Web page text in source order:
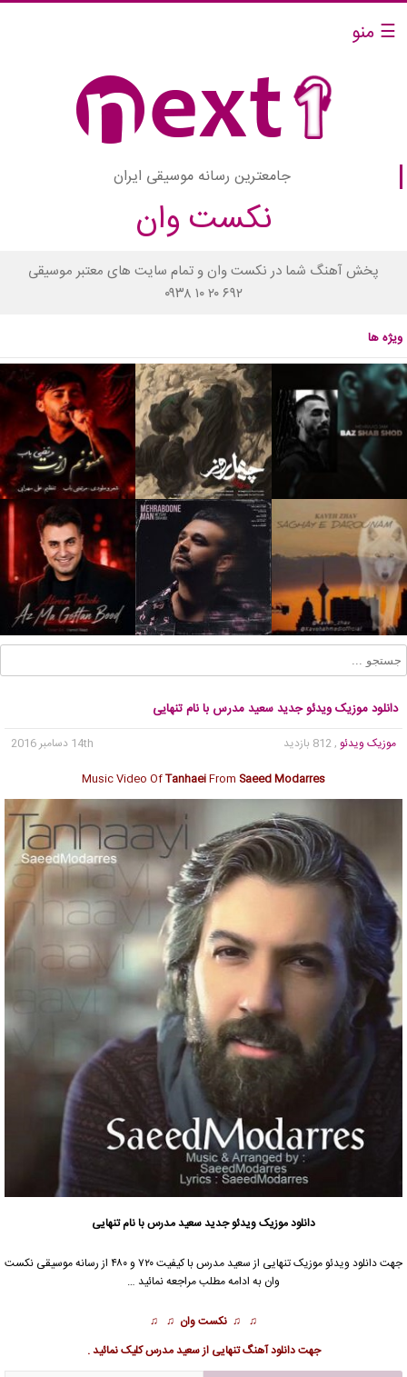
☰ منو
جامعترین رسانه موسیقی ایران
نکست وان
پخش آهنگ شما در نکست وان و تمام سایت های معتبر موسیقی
۰۹۳۸ ۱۰ ۲۰ ۶۹۲
ویژه ها
دانلود موزیک ویدئو جدید سعید مدرس با نام تنهایى
موزیک ویدئو , 812 بازدید
14th دسامبر 2016
Music Video OfTanhaeiFrom Saeed Modarres
دانلود موزیک ویدئو جدیدسعید مدرسبا نام تنهایى
جهت دانلود ویدئو موزیکتنهایى از سعید مدرس
با کیفیت ۷۲۰ و ۴۸۰ از رسانه موسیقی نکست
وان به ادامه مطلب مراجعه نمائید …
♫ ♫ نکست وان ♫ ♫
جهتدانلود آهنگ تنهایى از سعید مدرسکلیک نمائید .